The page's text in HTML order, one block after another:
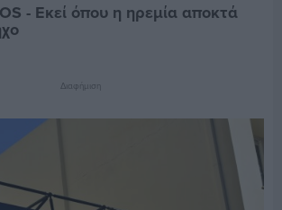
- Εκεί όπου η ηρεμία αποκτά
Διαφήμιση